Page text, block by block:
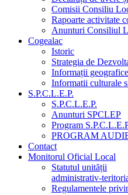
Comisii Consiliu
Rapoarte activitate
Anunturi Consiliul
Cogealac
Istoric
Strategia de
Informații
Informatii culturale
S.P.C.L.E.P.
S.P.C.L.E.P.
Anunturi SPCLEP
Program
PROGRAM
Contact
Monitorul Oficial Local
Statutul unității
administrativ-
Regulamentele